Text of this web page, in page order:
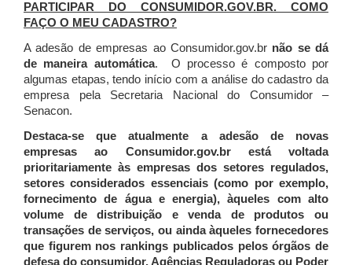
PARTICIPAR DO CONSUMIDOR.GOV.BR. COMO
FAÇO O MEU CADASTRO?
A adesão de empresas ao Consumidor.gov.br não se dá
de maneira automática. O processo é composto por
algumas etapas, tendo início com a análise do cadastro da
empresa pela Secretaria Nacional do Consumidor –
Senacon.
Destaca-se que atualmente a adesão de novas
empresas ao Consumidor.gov.br está voltada
prioritariamente às empresas dos setores regulados,
setores considerados essenciais (como por exemplo,
fornecimento de água e energia), àqueles com alto
volume de distribuição e venda de produtos ou
transações de serviços, ou ainda àqueles fornecedores
que figurem nos rankings publicados pelos órgãos de
defesa do consumidor, Agências Reguladoras ou Poder